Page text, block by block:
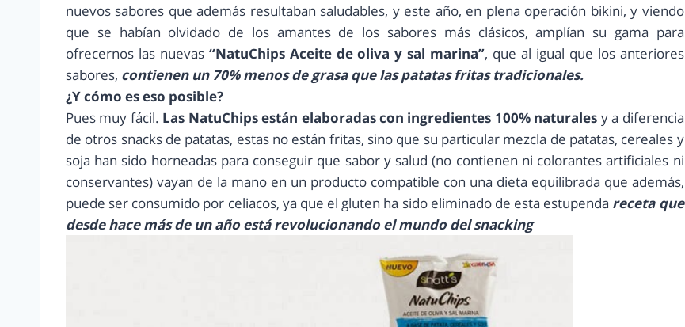
nuevos sabores que además resultaban saludables, y este año, en plena operación bikini, y viendo
que se habían olvidado de los amantes de los sabores más clásicos, amplían su gama para
ofrecernos las nuevas “NatuChips Aceite de oliva y sal marina”, que al igual que los anteriores
sabores, contienen un 70% menos de grasa que las patatas fritas tradicionales.
¿Y cómo es eso posible?
Pues muy fácil. Las NatuChips están elaboradas con ingredientes 100% naturales y a diferencia
de otros snacks de patatas, estas no están fritas, sino que su particular mezcla de patatas, cereales y
soja han sido horneadas para conseguir que sabor y salud (no contienen ni colorantes artificiales ni
conservantes) vayan de la mano en un producto compatible con una dieta equilibrada que además,
puede ser consumido por celiacos, ya que el gluten ha sido eliminado de esta estupenda receta que
desde hace más de un año está revolucionando el mundo del snacking